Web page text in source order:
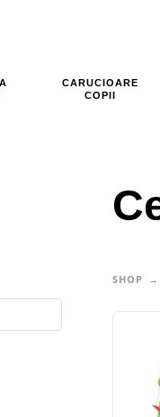
CARUCIOARE
COPII
SHOP